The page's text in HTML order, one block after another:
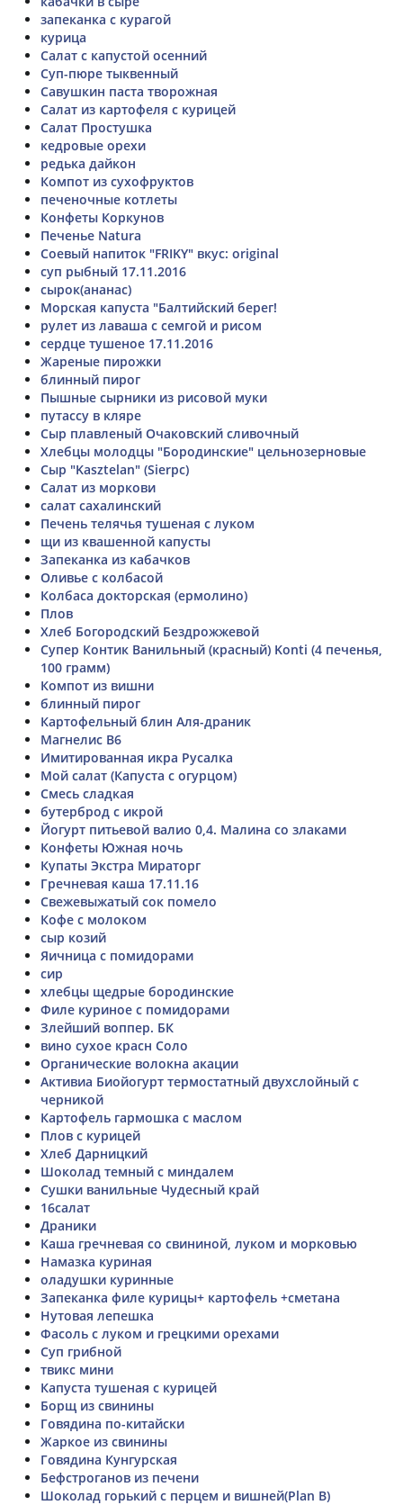
запеканка с курагой
курица
Салат с капустой осенний
Суп-пюре тыквенный
Савушкин паста творожная
Салат из картофеля с курицей
Салат Простушка
кедровые орехи
редька дайкон
Компот из сухофруктов
печеночные котлеты
Конфеты Коркунов
Печенье Natura
Соевый напиток "FRIKY" вкус: original
суп рыбный 17.11.2016
сырок(ананас)
Морская капуста "Балтийский берег!
рулет из лаваша с семгой и рисом
сердце тушеное 17.11.2016
Жареные пирожки
блинный пирог
Пышные сырники из рисовой муки
путассу в кляре
Сыр плавленый Очаковский сливочный
Хлебцы молодцы "Бородинские" цельнозерновые
Сыр "Kasztelan" (Sierpc)
Салат из моркови
салат сахалинский
Печень телячья тушеная с луком
щи из квашенной капусты
Запеканка из кабачков
Оливье с колбасой
Колбаса докторская (ермолино)
Плов
Хлеб Богородский Бездрожжевой
Супер Контик Ванильный (красный) Konti (4 печенья,
100 грамм)
Компот из вишни
блинный пирог
Картофельный блин Аля-драник
Магнелис В6
Имитированная икра Русалка
Мой салат (Капуста с огурцом)
Смесь сладкая
бутерброд с икрой
Йогурт питьевой валио 0,4. Малина со злаками
Конфеты Южная ночь
Купаты Экстра Мираторг
Гречневая каша 17.11.16
Свежевыжатый сок помело
Кофе с молоком
сыр козий
Яичница с помидорами
сир
хлебцы щедрые бородинские
Филе куриное с помидорами
Злейший воппер. БК
вино сухое красн Соло
Органические волокна акации
Активиа Биойогурт термостатный двухслойный с
черникой
Картофель гармошка с маслом
Плов с курицей
Хлеб Дарницкий
Шоколад темный с миндалем
Сушки ванильные Чудесный край
16салат
Драники
Каша гречневая со свининой, луком и морковью
Намазка куриная
оладушки куринные
Запеканка филе курицы+ картофель +сметана
Нутовая лепешка
Фасоль с луком и грецкими орехами
Суп грибной
твикс мини
Капуста тушеная с курицей
Борщ из свинины
Говядина по-китайски
Жаркое из свинины
Говядина Кунгурская
Бефстроганов из печени
Шоколад горький с перцем и вишней(Plan B)